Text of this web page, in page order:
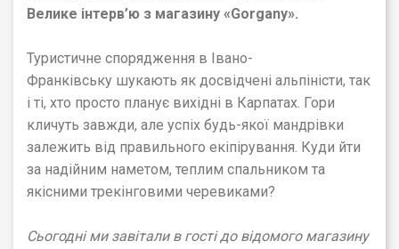
Велике інтерв’ю з магазину «Gorgany».
Туристичне спорядження в Івано-
Франківську шукають як досвідчені альпіністи, так
і ті, хто просто планує вихідні в Карпатах. Гори
кличуть завжди, але успіх будь-якої мандрівки
залежить від правильного екіпірування. Куди йти
за надійним наметом, теплим спальником та
якісними трекінговими черевиками?
Сьогодні ми завітали в гості до відомого магазину